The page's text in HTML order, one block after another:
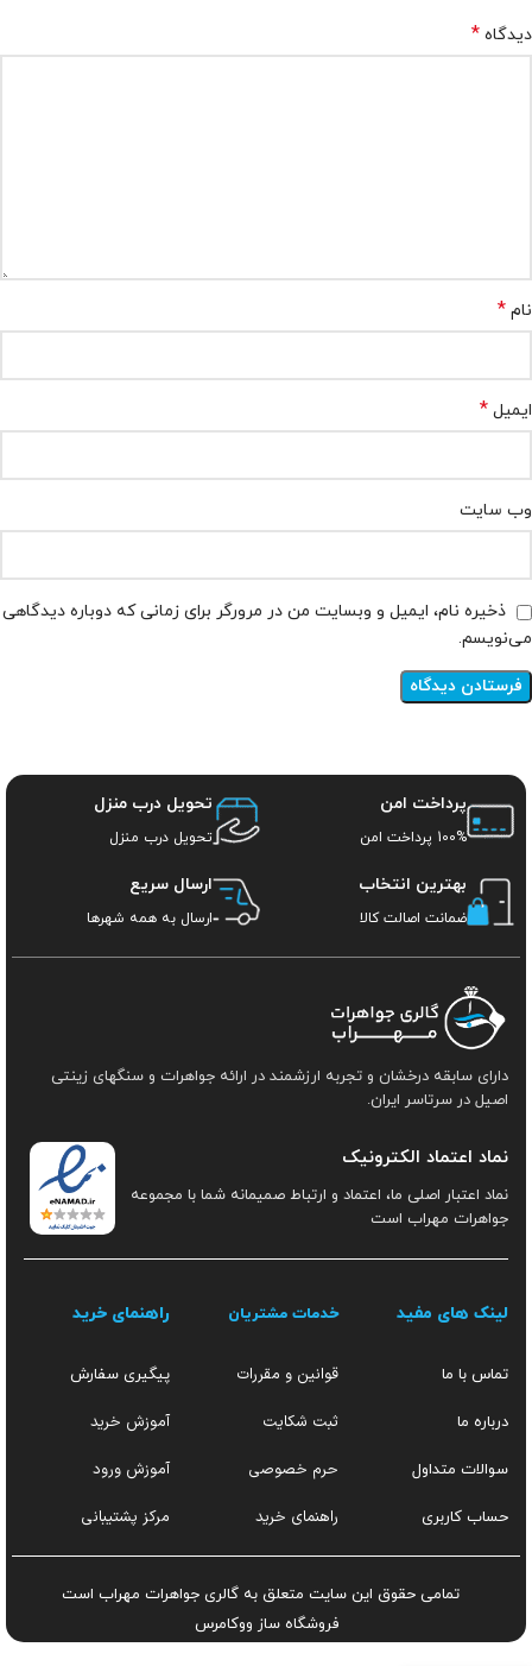
دیدگاه *
نام *
ایمیل *
وب‌ سایت
ذخیره نام، ایمیل و وبسایت من در مرورگر برای زمانی که دوباره دیدگاهی
می‌نویسم.
پرداخت امن
100% پرداخت امن
تحویل درب منزل
تحویل درب منزل
بهترین انتخاب
ضمانت اصالت کالا
ارسال سریع
ارسال به همه شهرها
دارای سابقه درخشان و تجربه ارزشمند در ارائه جواهرات و سنگهای زینتی
اصیل در سرتاسر ایران.
نماد اعتماد الکترونیک
نماد اعتبار اصلی ما، اعتماد و ارتباط صمیمانه شما با مجموعه
جواهرات مهراب است
لینک های مفید
تماس با ما
درباره ما
سوالات متداول
حساب کاربری
خدمات مشتریان
قوانین و مقررات
ثبت شکایت
حرم خصوصی
راهنمای خرید
راهنمای خرید
پیگیری سفارش
آموزش خرید
آموزش ورود
مرکز پشتیبانی
تمامی حقوق این سایت متعلق به گالری جواهرات مهراب است
فروشگاه ساز ووکامرس